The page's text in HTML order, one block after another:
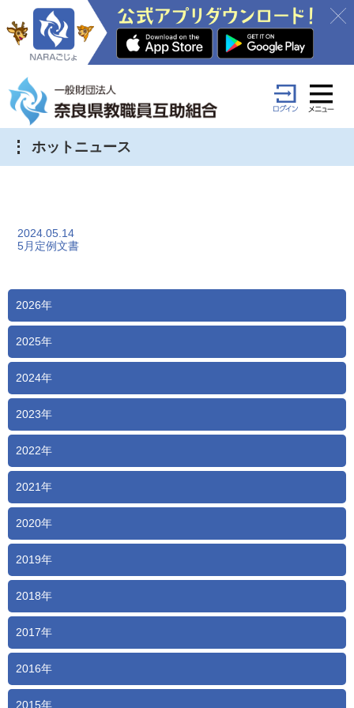
ホットニュース
2026年
2025年
2024年
2023年
2022年
2021年
2020年
2019年
2018年
2017年
2016年
2015年
2024.05.14
5月定例文書